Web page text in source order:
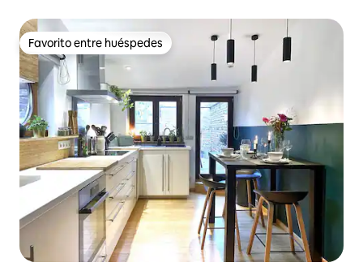
Favorito entre huéspedes
Favorito entre huéspedes